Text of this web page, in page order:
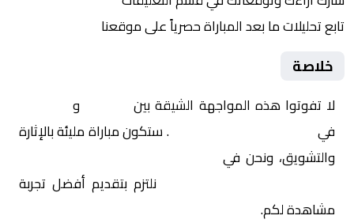
تابع تحليلات ما بعد المباراة حصرياً على موقعنا
خلاصة
لا تفوتوا هذه المواجهة الشيقة بين و
في
. ستكون مباراة مليئة بالإثارة
والتشويق، ونحن في
نلتزم بتقديم أفضل تجربة
مشاهدة لكم.